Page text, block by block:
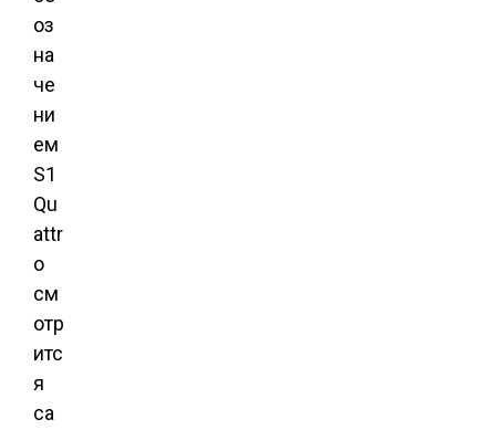
оз
на
че
ни
ем
S1
Qu
attr
o
см
отр
итс
я
са